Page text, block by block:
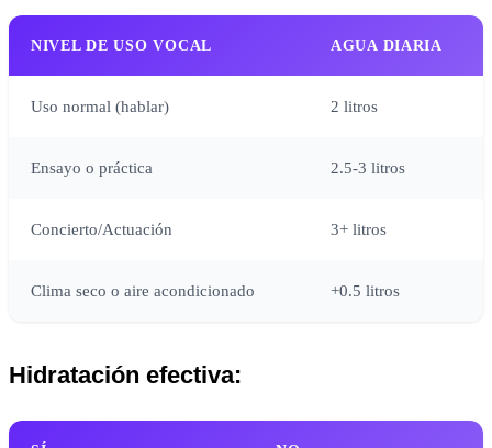
NIVEL DE USO VOCAL AGUA DIARIA
Uso normal (hablar) 2 litros
Ensayo o práctica 2.5-3 litros
Concierto/Actuación 3+ litros
Clima seco o aire acondicionado +0.5 litros
Hidratación efectiva: